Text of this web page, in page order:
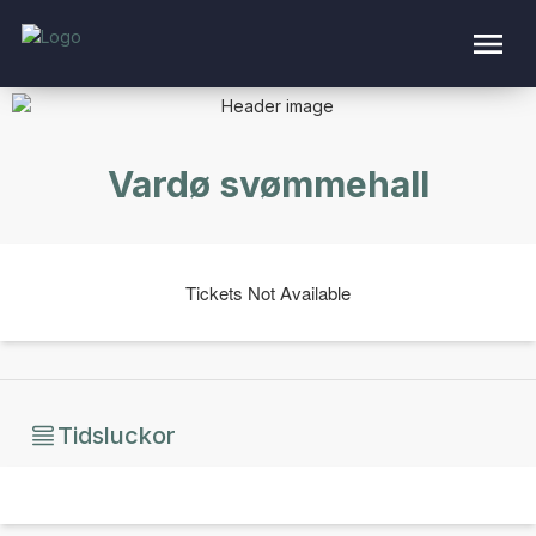
Vardø svømmehall
Tickets Not Available
Tidsluckor